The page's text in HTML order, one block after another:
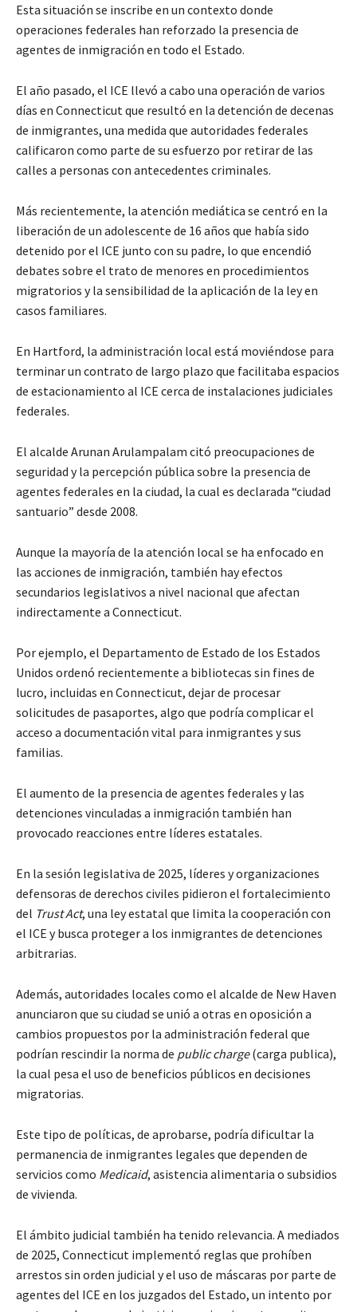
Esta situación se inscribe en un contexto donde
operaciones federales han reforzado la presencia de
agentes de inmigración en todo el Estado.
El año pasado, el ICE llevó a cabo una operación de varios
días en Connecticut que resultó en la detención de decenas
de inmigrantes, una medida que autoridades federales
calificaron como parte de su esfuerzo por retirar de las
calles a personas con antecedentes criminales.
Más recientemente, la atención mediática se centró en la
liberación de un adolescente de 16 años que había sido
detenido por el ICE junto con su padre, lo que encendió
debates sobre el trato de menores en procedimientos
migratorios y la sensibilidad de la aplicación de la ley en
casos familiares.
En Hartford, la administración local está moviéndose para
terminar un contrato de largo plazo que facilitaba espacios
de estacionamiento al ICE cerca de instalaciones judiciales
federales.
El alcalde Arunan Arulampalam citó preocupaciones de
seguridad y la percepción pública sobre la presencia de
agentes federales en la ciudad, la cual es declarada “ciudad
santuario” desde 2008.
Aunque la mayoría de la atención local se ha enfocado en
las acciones de inmigración, también hay efectos
secundarios legislativos a nivel nacional que afectan
indirectamente a Connecticut.
Por ejemplo, el Departamento de Estado de los Estados
Unidos ordenó recientemente a bibliotecas sin fines de
lucro, incluidas en Connecticut, dejar de procesar
solicitudes de pasaportes, algo que podría complicar el
acceso a documentación vital para inmigrantes y sus
familias.
El aumento de la presencia de agentes federales y las
detenciones vinculadas a inmigración también han
provocado reacciones entre líderes estatales.
En la sesión legislativa de 2025, líderes y organizaciones
defensoras de derechos civiles pidieron el fortalecimiento
del Trust Act, una ley estatal que limita la cooperación con
el ICE y busca proteger a los inmigrantes de detenciones
arbitrarias.
Además, autoridades locales como el alcalde de New Haven
anunciaron que su ciudad se unió a otras en oposición a
cambios propuestos por la administración federal que
podrían rescindir la norma de public charge(carga publica),
la cual pesa el uso de beneficios públicos en decisiones
migratorias.
Este tipo de políticas, de aprobarse, podría dificultar la
permanencia de inmigrantes legales que dependen de
servicios como Medicaid, asistencia alimentaria o subsidios
de vivienda.
El ámbito judicial también ha tenido relevancia. A mediados
de 2025, Connecticut implementó reglas que prohíben
arrestos sin orden judicial y el uso de máscaras por parte de
agentes del ICE en los juzgados del Estado, un intento por